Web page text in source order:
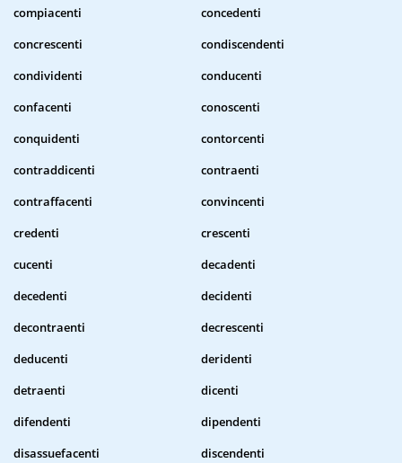
compiacenti
concedenti
concrescenti
condiscendenti
condividenti
conducenti
confacenti
conoscenti
conquidenti
contorcenti
contraddicenti
contraenti
contraffacenti
convincenti
credenti
crescenti
cucenti
decadenti
decedenti
decidenti
decontraenti
decrescenti
deducenti
deridenti
detraenti
dicenti
difendenti
dipendenti
disassuefacenti
discendenti